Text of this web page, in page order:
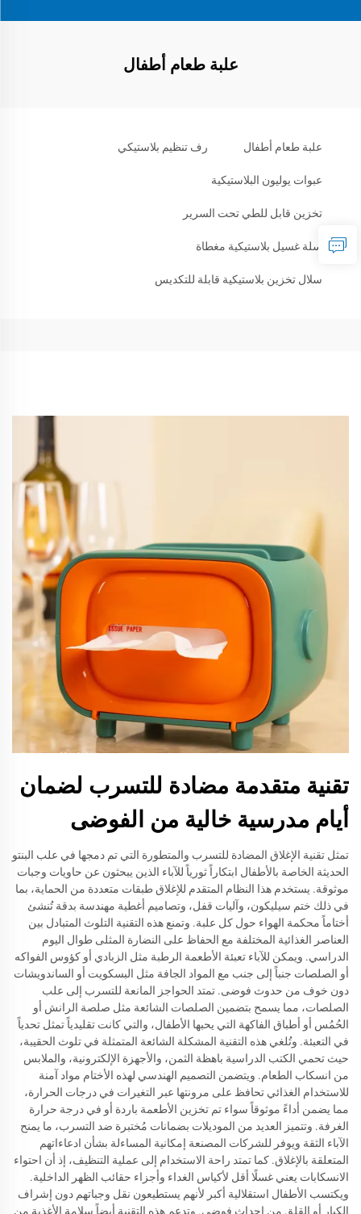
علبة طعام أطفال
علبة طعام أطفال رف تنظيم بلاستيكي
عبوات يوليون البلاستيكية
تخزين قابل للطي تحت السرير
سلة غسيل بلاستيكية مغطاة
سلال تخزين بلاستيكية قابلة للتكديس
تقنية متقدمة مضادة للتسرب لضمان
أيام مدرسية خالية من الفوضى
تمثل تقنية الإغلاق المضادة للتسرب والمتطورة التي تم دمجها في علب البنتو
الحديثة الخاصة بالأطفال ابتكاراً ثورياً للآباء الذين يبحثون عن حاويات وجبات
موثوقة. يستخدم هذا النظام المتقدم للإغلاق طبقات متعددة من الحماية، بما
في ذلك ختم سيليكون، وآليات قفل، وتصاميم أغطية مهندسة بدقة تُنشئ
أختاماً محكمة الهواء حول كل علبة. وتمنع هذه التقنية التلوث المتبادل بين
العناصر الغذائية المختلفة مع الحفاظ على النضارة المثلى طوال اليوم
الدراسي. ويمكن للآباء تعبئة الأطعمة الرطبة مثل الزبادي أو كؤوس الفواكه
أو الصلصات جنباً إلى جنب مع المواد الجافة مثل البسكويت أو الساندويشات
دون خوف من حدوث فوضى. تمتد الحواجز المانعة للتسرب إلى علب
الصلصات، مما يسمح بتضمين الصلصات الشائعة مثل صلصة الرانش أو
الحُمُس أو أطباق الفاكهة التي يحبها الأطفال، والتي كانت تقليدياً تمثل تحدياً
في التعبئة. وتُلغي هذه التقنية المشكلة الشائعة المتمثلة في تلوث الحقيبة،
حيث تحمي الكتب الدراسية باهظة الثمن، والأجهزة الإلكترونية، والملابس
من انسكاب الطعام. ويتضمن التصميم الهندسي لهذه الأختام مواد آمنة
للاستخدام الغذائي تحافظ على مرونتها عبر التغيرات في درجات الحرارة،
مما يضمن أداءً موثوقاً سواء تم تخزين الأطعمة باردة أو في درجة حرارة
الغرفة. وتتميز العديد من الموديلات بضمانات مُختبرة ضد التسرب، ما يمنح
الآباء الثقة ويوفر للشركات المصنعة إمكانية المساءلة بشأن ادعاءاتهم
المتعلقة بالإغلاق. كما تمتد راحة الاستخدام إلى عملية التنظيف، إذ أن احتواء
الانسكابات يعني غسلًا أقل لأكياس الغداء وأجزاء حقائب الظهر الداخلية.
ويكتسب الأطفال استقلالية أكبر لأنهم يستطيعون نقل وجباتهم دون إشراف
الكبار أو القلق من إحداث فوضى. وتدعم هذه التقنية أيضاً سلامة الأغذية من